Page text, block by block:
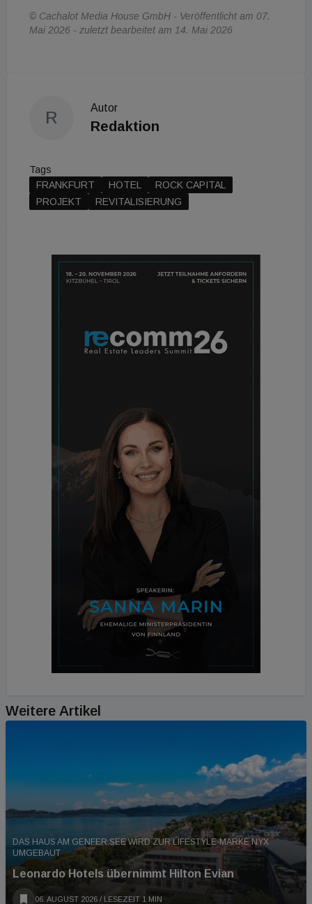
© Cachalot Media House GmbH - Veröffentlicht am 07.
Mai 2026 - zuletzt bearbeitet am 14. Mai 2026
R
Autor
Redaktion
Tags
FRANKFURT
HOTEL
ROCK CAPITAL
PROJEKT
REVITALISIERUNG
Weitere Artikel
DAS HAUS AM GENFER SEE WIRD ZUR LIFESTYLE-MARKE NYX
UMGEBAUT
Leonardo Hotels übernimmt Hilton Evian
06. AUGUST 2026 / LESEZEIT 1 MIN